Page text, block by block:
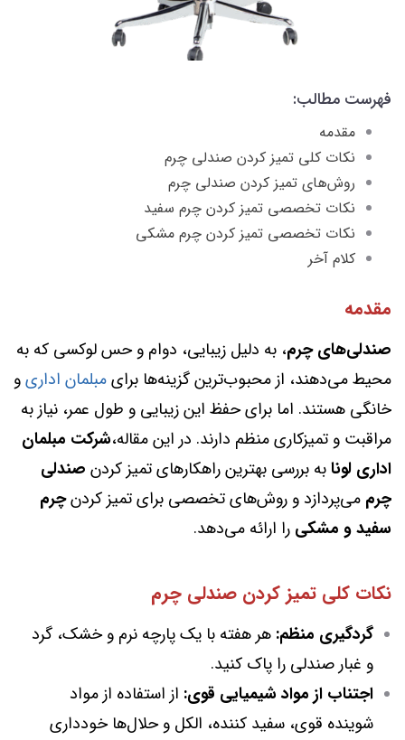
فهرست مطالب:
مقدمه
نکات کلی تمیز کردن صندلی چرم
روش‌های تمیز کردن صندلی چرم
نکات تخصصی تمیز کردن چرم سفید
نکات تخصصی تمیز کردن چرم مشکی
کلام آخر
مقدمه
صندلی‌های چرم، به دلیل زیبایی، دوام و حس لوکسی که به
محیط می‌دهند، از محبوب‌ترین گزینه‌ها برایمبلمان اداریو
خانگی هستند. اما برای حفظ این زیبایی و طول عمر، نیاز به
مراقبت و تمیزکاری منظم دارند. در این مقاله،شرکت مبلمان
اداری لونابه بررسی بهترین راهکارهای تمیز کردن صندلی
چرم می‌پردازد و روش‌های تخصصی برای تمیز کردنچرم
سفید و مشکی را ارائه می‌دهد.
نکات کلی تمیز کردن صندلی چرم
گردگیری منظم: هر هفته با یک پارچه نرم و خشک، گرد
و غبار صندلی را پاک کنید.
اجتناب از مواد شیمیایی قوی: از استفاده از مواد
شوینده قوی، سفید کننده، الکل و حلال‌ها خودداری